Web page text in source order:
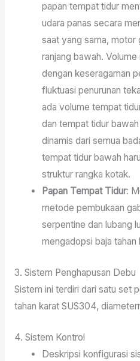
papan tempat tidur
udara panas secara
saat yang sama, motor
ranjang bawah.
dengan keseragaman
fluktuasi penurunan
ada volume tempat
dan tempat tidur
dinamis dari semua
tempat tidur bawah
struktur rangka kotak.
Papan Tempat Tidur:
metode pembukaan
serpentine dan lubang
mengadopsi baja tahan
3. Sistem Penghapusan Debu
Sistem ini terdiri dari satu set
tahan karat SUS304,
4. Sistem Kontrol
Deskripsi konfigurasi